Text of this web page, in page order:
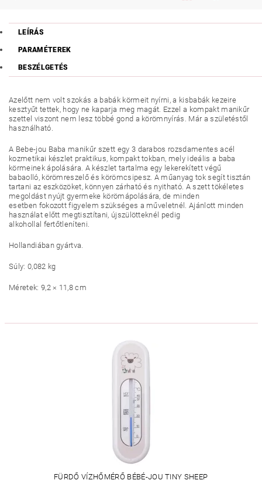
LEÍRÁS
PARAMÉTEREK
BESZÉLGETÉS
Azelőtt nem volt szokás a babák körmeit nyírni, a kisbabák kezeire
kesztyűt tettek, hogy ne kaparja meg magát. Ezzel a kompakt manikűr
szettel viszont nem lesz többé gond a körömnyírás. Már a születéstől
használható.
A Bebe-jou Baba manikűr szett egy 3 darabos rozsdamentes acél
kozmetikai készlet praktikus, kompakt tokban, mely ideális a baba
körmeinek ápolására. A készlet tartalma egy lekerekített végű
babaolló, körömreszelő és körömcsipesz. A műanyag tok segít tisztán
tartani az eszközöket, könnyen zárható és nyitható. A szett tökéletes
megoldást nyújt gyermeke körömápolására, de minden
esetben fokozott figyelem szükséges a műveletnél. Ajánlott minden
használat előtt megtisztítani, újszülötteknél pedig
alkohollal fertőtleníteni.
Hollandiában gyártva.
Súly: 0,082 kg
Méretek: 9,2 × 11,8 cm
FÜRDŐ VÍZHŐMÉRŐ BÉBÉ-JOU TINY SHEEP